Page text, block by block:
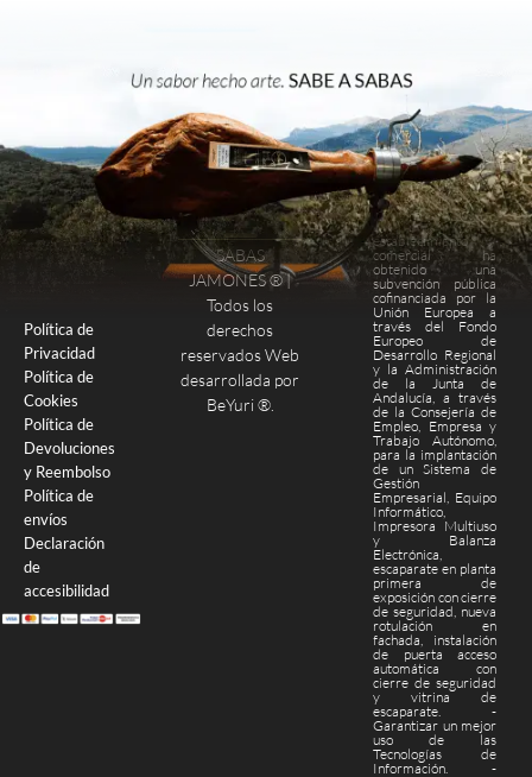
Política de
Privacidad
Política de
Cookies
Política de
Devoluciones
y Reembolso
Política de
envíos
Declaración
de
accesibilidad
SABAS
JAMONES ® |
Todos los
derechos
reservados Web
desarrollada por
BeYuri ®.
Este
establecimiento
comercial ha
obtenido una
subvención pública
cofinanciada por la
Unión Europea a
través del Fondo
Europeo de
Desarrollo Regional
y la Administración
de la Junta de
Andalucía, a través
de la Consejería de
Empleo, Empresa y
Trabajo Autónomo,
para la implantación
de un Sistema de
Gestión
Empresarial, Equipo
Informático,
Impresora Multiuso
y Balanza
Electrónica,
escaparate en planta
primera de
exposición con cierre
de seguridad, nueva
rotulación en
fachada, instalación
de puerta acceso
automática con
cierre de seguridad
y vitrina de
escaparate. -
Garantizar un mejor
uso de las
Tecnologías de
Información. -